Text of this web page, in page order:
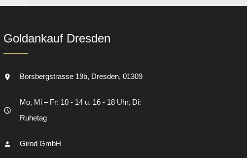
Goldankauf Dresden
Borsbergstrasse 19b Dresden 01309
Mo, Mi – Fr: 10 - 14 u. 16 - 18 Uhr, Di:
Ruhetag
Girod GmbH